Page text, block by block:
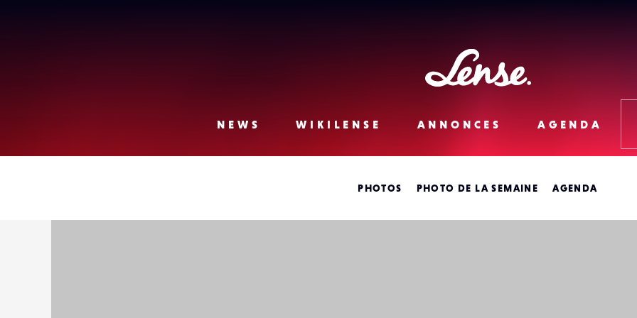
Lense
NEWS WIKILENSE ANNONCES AGENDA
PHOTOS PHOTO DE LA SEMAINE AGENDA